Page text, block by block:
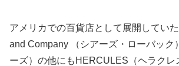
アメリカでの百貨店として展開してい
and Company （シアーズ・ローバック
ーズ）の他にもHERCULES（ヘラクレ